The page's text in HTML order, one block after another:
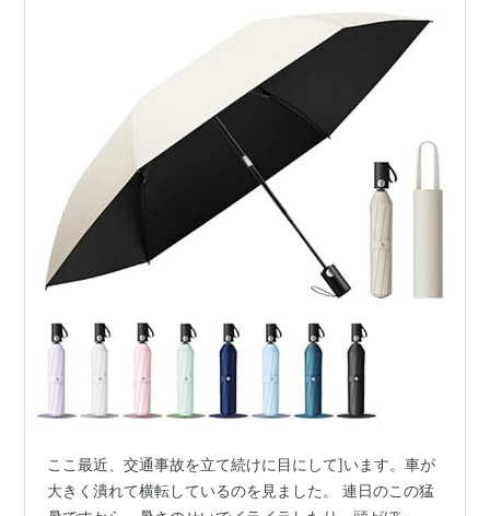
ここ最近、交通事故を立て続けに目にして]います。車が
大きく潰れて横転しているのを見ました。 連日のこの猛